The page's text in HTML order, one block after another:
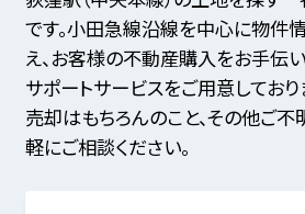
です。小田急線沿線を中心に物件
え、お客様の不動産購入をお手伝
サポートサービスをご用意しており
売却はもちろんのこと、その他ご
軽にご相談ください。